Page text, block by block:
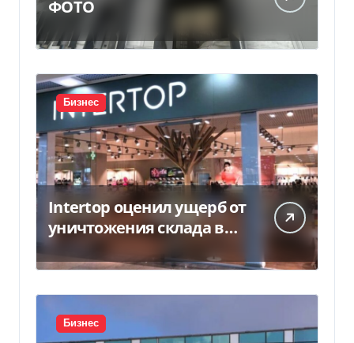
ФОТО
Бизнес
Intertop оценил ущерб от
уничтожения склада в
450 млн грн
Бизнес